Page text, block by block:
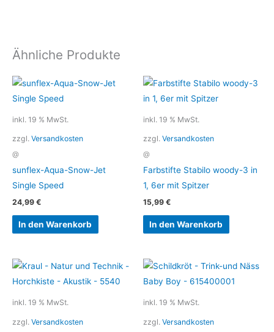
Ähnliche Produkte
inkl. 19 % MwSt.
zzgl. Versandkosten
@
sunflex-Aqua-Snow-Jet
Single Speed
24,99 €
In den Warenkorb
inkl. 19 % MwSt.
zzgl. Versandkosten
@
Farbstifte Stabilo woody-3 in
1, 6er mit Spitzer
15,99 €
In den Warenkorb
inkl. 19 % MwSt.
zzgl. Versandkosten
inkl. 19 % MwSt.
zzgl. Versandkosten